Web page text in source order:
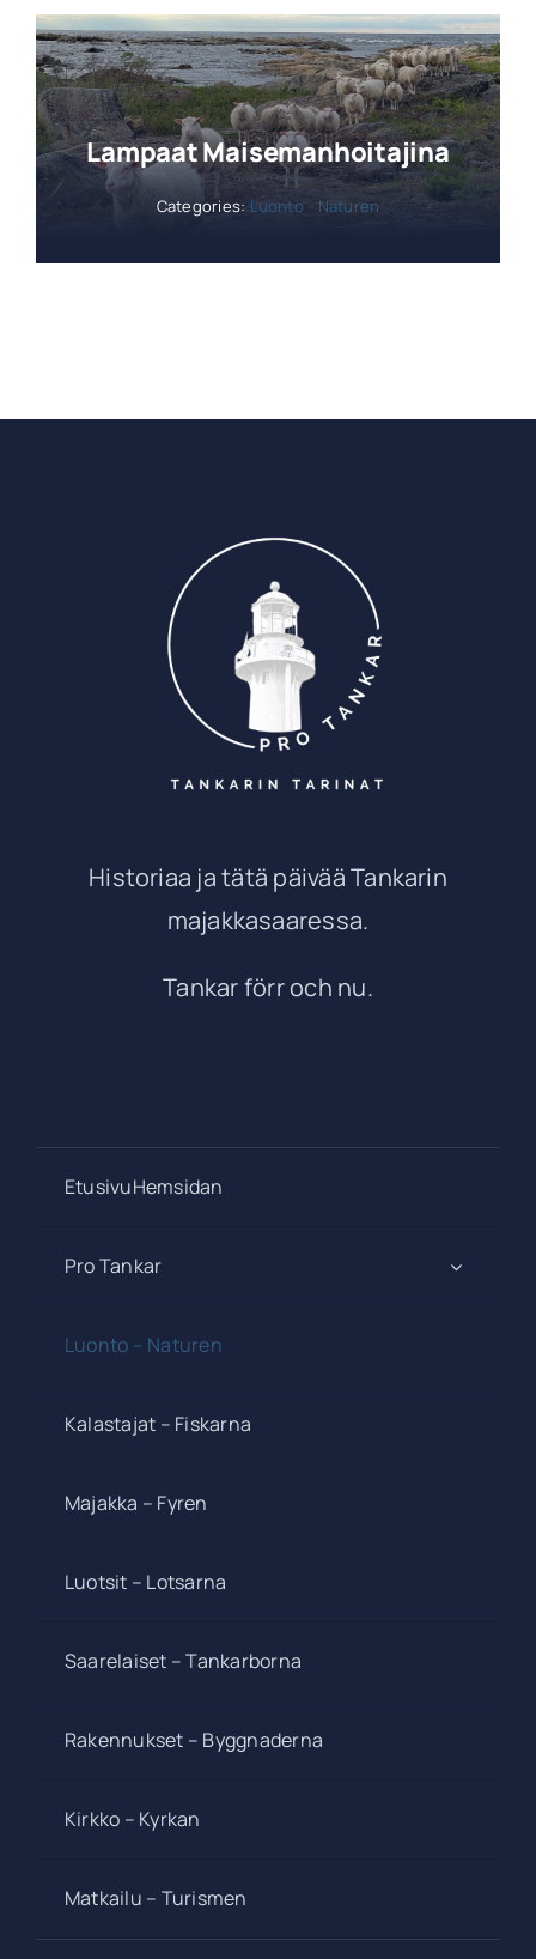
Lampaat Maisemanhoitajina
Categories: Luonto - Naturen
Historiaa ja tätä päivää Tankarin
majakkasaaressa.
Tankar förr och nu.
EtusivuHemsidan
Pro Tankar
Luonto – Naturen
Kalastajat – Fiskarna
Majakka – Fyren
Luotsit – Lotsarna
Saarelaiset – Tankarborna
Rakennukset – Byggnaderna
Kirkko – Kyrkan
Matkailu – Turismen